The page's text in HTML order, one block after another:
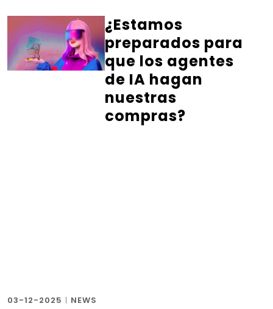
¿Estamos
preparados para
que los agentes
de IA hagan
nuestras
compras?
03-12-2025 | NEWS